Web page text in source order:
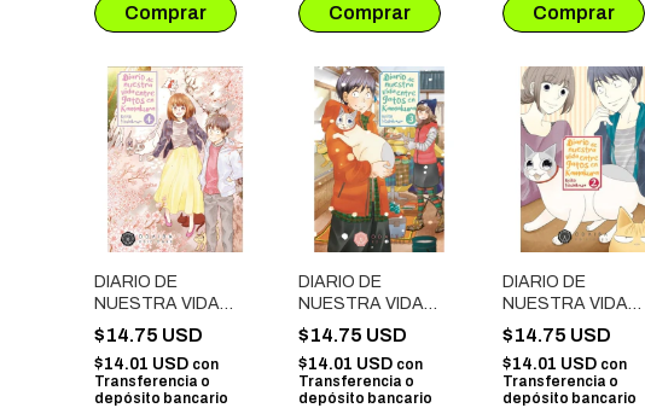
DIARIO DE
NUESTRA VIDA
ENTRE GATOS EN
KAMAKURA # 04
$14.75 USD
$14.01 USD con
Transferencia o
depósito bancario
DIARIO DE
NUESTRA VIDA
ENTRE GATOS EN
KAMAKURA # 03
$14.75 USD
$14.01 USD con
Transferencia o
depósito bancario
DIARIO DE
NUESTRA VIDA
ENTRE GATOS EN
KAMAKURA # 02
$14.75 USD
$14.01 USD con
Transferencia o
depósito bancario